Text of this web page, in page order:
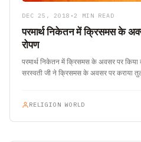
DEC 25, 2018 •2 MIN READ
परमार्थ निकेतन में क्रिसमस के
रोपण
परमार्थ निकेतन में क्रिसमस के अवसर पर किया
सरस्वती जी ने क्रिसमस के अवसर पर कराया
RELIGION WORLD